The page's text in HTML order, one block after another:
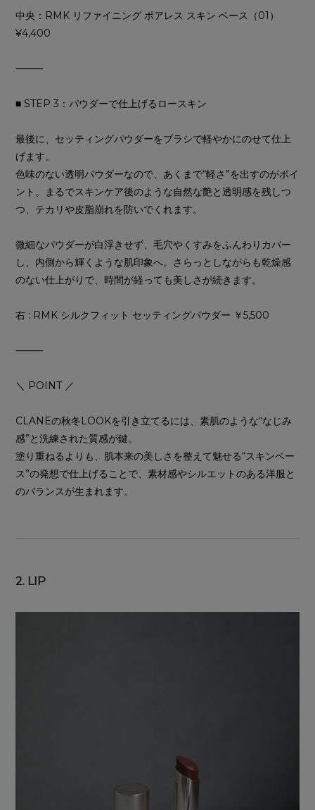
中央：RMK リファイニング ポアレス スキン ベース（01）
¥4,400
⸻
■ STEP 3：パウダーで仕上げるロースキン
最後に、セッティングパウダーをブラシで軽やかにのせて仕上
げます。
色味のない透明パウダーなので、あくまで“軽さ”を出すのがポイ
ント。まるでスキンケア後のような自然な艶と透明感を残しつ
つ、テカリや皮脂崩れを防いでくれます。
微細なパウダーが白浮きせず、毛穴やくすみをふんわりカバー
し、内側から輝くような肌印象へ。さらっとしながらも乾燥感
のない仕上がりで、時間が経っても美しさが続きます。
右 : RMK シルクフィット セッティングパウダー ￥5,500
⸻
＼ POINT ／
CLANEの秋冬LOOKを引き立てるには、素肌のような“なじみ
感”と洗練された質感が鍵。
塗り重ねるよりも、肌本来の美しさを整えて魅せる“スキンベー
ス”の発想で仕上げることで、素材感やシルエットのある洋服と
のバランスが生まれます。
2. LIP